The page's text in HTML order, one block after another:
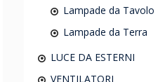
Lampade da Tavolo
Lampade da Terra
LUCE DA ESTERNI
VENTILATORI